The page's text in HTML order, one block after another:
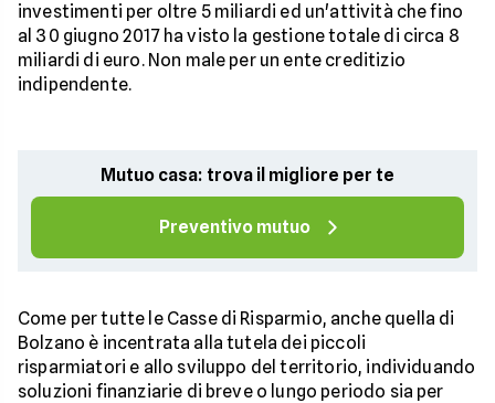
investimenti per oltre 5 miliardi ed un'attività che fino
al 30 giugno 2017 ha visto la gestione totale di circa 8
miliardi di euro. Non male per un ente creditizio
indipendente.
Mutuo casa: trova il migliore per te
Preventivo mutuo
Come per tutte le Casse di Risparmio, anche quella di
Bolzano è incentrata alla tutela dei piccoli
risparmiatori e allo sviluppo del territorio, individuando
soluzioni finanziarie di breve o lungo periodo sia per